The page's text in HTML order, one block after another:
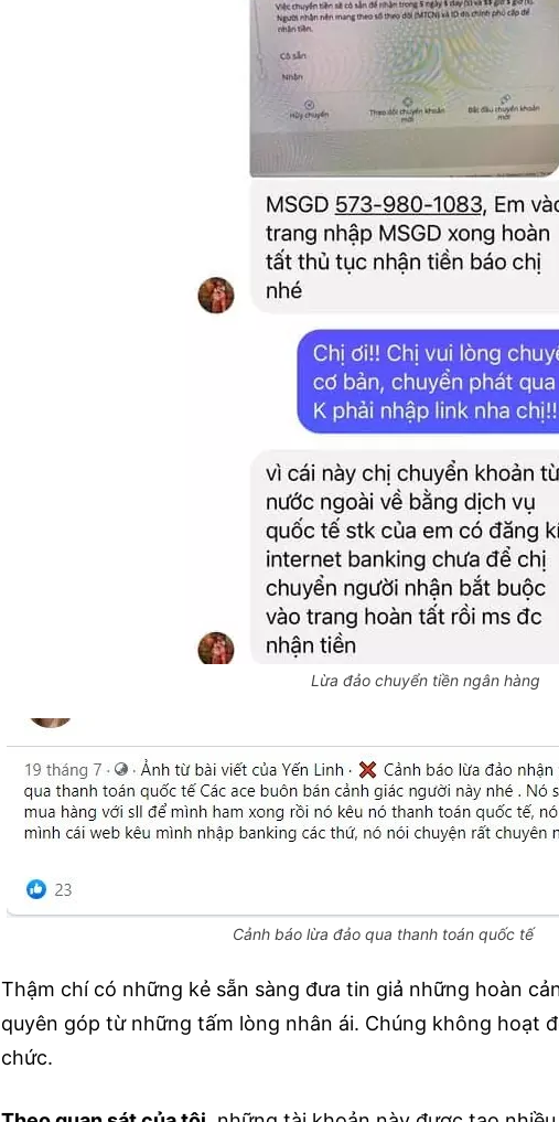
Lừa đảo chuyển tiền ngân hàng
Cảnh báo lừa đảo qua thanh toán quốc tế
Thậm chí có những kẻ sẵn sàng đưa tin giả những hoàn
quyên góp từ những tấm lòng nhân ái. Chúng không hoạt
chức.